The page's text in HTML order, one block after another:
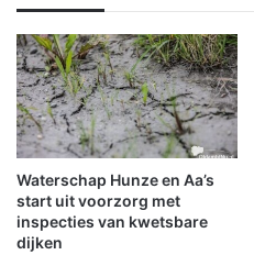
s
l
u
i
t
i
n
g
r
p
n
i
e
u
w
e
g
e
m
Waterschap Hunze en Aa’s
start uit voorzorg met
inspecties van kwetsbare
dijken